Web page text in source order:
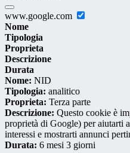
www.google.com
Nome
Tipologia
Proprieta
Descrizione
Durata
Nome: NID
Tipologia: analitico
Proprieta: Terza parte
Descrizione: Questo cookie è
proprietà di Google) per aiutarti
interessi e mostrarti annunci
Durata: 6 mesi 3 giorni